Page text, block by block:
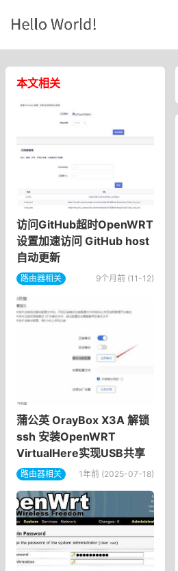
本文相关
访问GitHub超时OpenWRT
设置加速访问 GitHub host
自动更新
路由器相关 9个月前 (11-12)
蒲公英 OrayBox X3A 解锁
ssh 安装OpenWRT
VirtualHere实现USB共享
路由器相关 1年前 (2025-07-18)